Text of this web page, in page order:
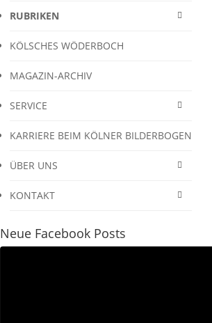
RUBRIKEN
KÖLSCHES WÖDERBOCH
MAGAZIN-ARCHIV
SERVICE
KARRIERE BEIM KÖLNER BILDERBOGEN
ÜBER UNS
KONTAKT
Neue Facebook Posts